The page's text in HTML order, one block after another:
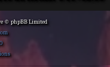
© phpBB Limited